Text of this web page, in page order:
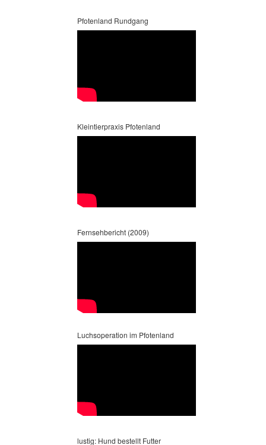
Pfotenland Rundgang
Kleintierpraxis Pfotenland
Fernsehbericht (2009)
Luchsoperation im Pfotenland
lustig: Hund bestellt Futter